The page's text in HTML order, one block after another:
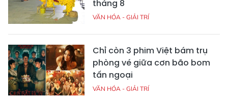
tháng 8
VĂN HÓA - GIẢI TRÍ
Chỉ còn 3 phim Việt bám trụ
phòng vé giữa cơn bão bom
tấn ngoại
VĂN HÓA - GIẢI TRÍ